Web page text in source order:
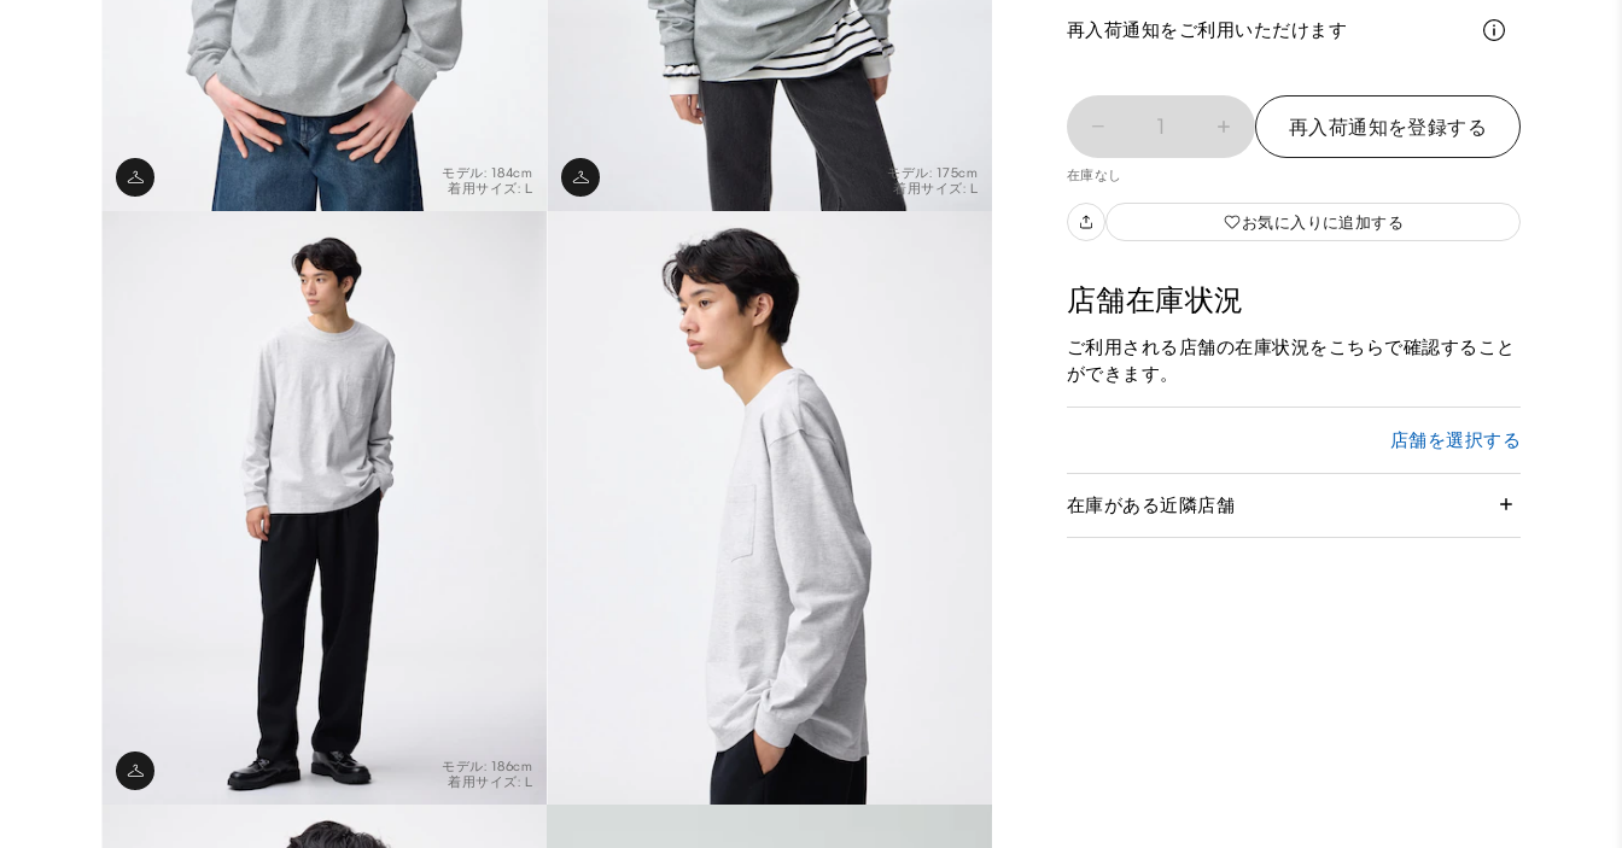
再入荷通知をご利用いただけます
1 再入荷通知を登録する
在庫なし
お気に入りに追加する
店舗在庫状況
ご利用される店舗の在庫状況をこちらで確認すること
ができます。
店舗を選択する
在庫がある近隣店舗
モデル: 184cm
着用サイズ: L
モデル: 175cm
着用サイズ: L
モデル: 186cm
着用サイズ: L